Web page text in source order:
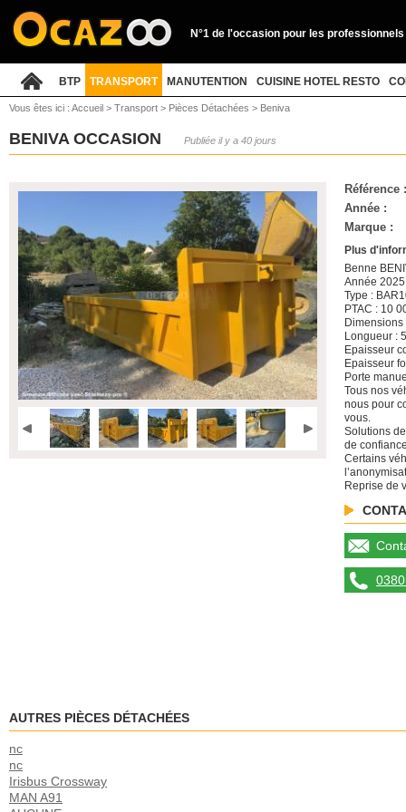
N°1 de l'occasion pour les professionnels
BTP TRANSPORT MANUTENTION CUISINE HOTEL RESTO
Vous êtes ici : Accueil > Transport > Pièces Détachées > Beniva
BENIVA OCCASION Publiée il y a 40 jours
Référence :
Année :
Marque :
Plus
Benne
Année 2025
Type :
PTAC : 10
Dimensions
Longueur :
Epaisseur
Epaisseur
Porte
Tous nos
nous pour
vous.
Solutions
de
Certains
Reprise de
AUTRES PIÈCES DÉTACHÉES
nc
nc
Irisbus Crossway
MAN A91